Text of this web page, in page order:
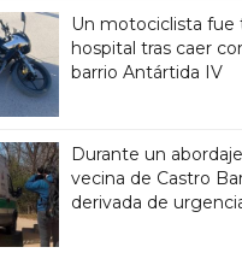
Un motociclista fue
hospital tras caer
barrio Antártida IV
Durante un
vecina de Castro
derivada de